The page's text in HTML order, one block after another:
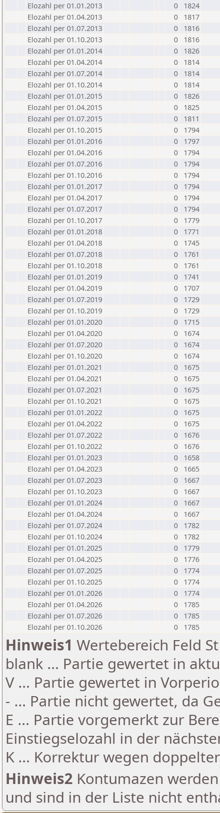
Elozahl per 01.01.2013
0
1824
Elozahl per 01.04.2013
0
1817
Elozahl per 01.07.2013
0
1816
Elozahl per 01.10.2013
0
1816
Elozahl per 01.01.2014
0
1826
Elozahl per 01.04.2014
0
1814
Elozahl per 01.07.2014
0
1814
Elozahl per 01.10.2014
0
1814
Elozahl per 01.01.2015
0
1826
Elozahl per 01.04.2015
0
1825
Elozahl per 01.07.2015
0
1811
Elozahl per 01.10.2015
0
1794
Elozahl per 01.01.2016
0
1797
Elozahl per 01.04.2016
0
1794
Elozahl per 01.07.2016
0
1794
Elozahl per 01.10.2016
0
1794
Elozahl per 01.01.2017
0
1794
Elozahl per 01.04.2017
0
1794
Elozahl per 01.07.2017
0
1794
Elozahl per 01.10.2017
0
1779
Elozahl per 01.01.2018
0
1771
Elozahl per 01.04.2018
0
1745
Elozahl per 01.07.2018
0
1761
Elozahl per 01.10.2018
0
1761
Elozahl per 01.01.2019
0
1741
Elozahl per 01.04.2019
0
1707
Elozahl per 01.07.2019
0
1729
Elozahl per 01.10.2019
0
1729
Elozahl per 01.01.2020
0
1715
Elozahl per 01.04.2020
0
1674
Elozahl per 01.07.2020
0
1674
Elozahl per 01.10.2020
0
1674
Elozahl per 01.01.2021
0
1675
Elozahl per 01.04.2021
0
1675
Elozahl per 01.07.2021
0
1675
Elozahl per 01.10.2021
0
1675
Elozahl per 01.01.2022
0
1675
Elozahl per 01.04.2022
0
1675
Elozahl per 01.07.2022
0
1676
Elozahl per 01.10.2022
0
1676
Elozahl per 01.01.2023
0
1658
Elozahl per 01.04.2023
0
1665
Elozahl per 01.07.2023
0
1667
Elozahl per 01.10.2023
0
1667
Elozahl per 01.01.2024
0
1667
Elozahl per 01.04.2024
0
1667
Elozahl per 01.07.2024
0
1782
Elozahl per 01.10.2024
0
1782
Elozahl per 01.01.2025
0
1779
Elozahl per 01.04.2025
0
1776
Elozahl per 01.07.2025
0
1774
Elozahl per 01.10.2025
0
1774
Elozahl per 01.01.2026
0
1774
Elozahl per 01.04.2026
0
1785
Elozahl per 01.07.2026
0
1785
Elozahl per 01.10.2026
0 1785
Hinweis1 Wertebereich Feld
blank ... Partie gewertet in
V ... Partie gewertet in
- ... Partie nicht gewertet, da
E ... Partie vorgemerkt zur
Einstiegselozahl in der
K ... Korrektur wegen
Hinweis2 Kontumazen
und sind in der Liste nicht